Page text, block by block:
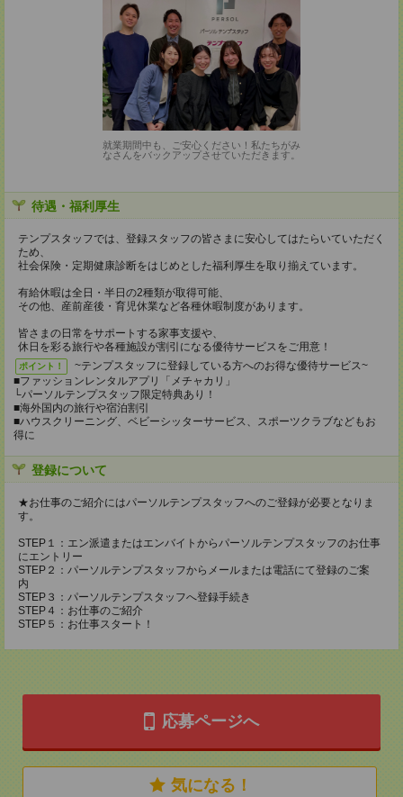
就業期間中も、ご安心ください！私たちがみ
なさんをバックアップさせていただきます。
待遇・福利厚生
テンプスタッフでは、登録スタッフの皆さまに安心してはたらいていただく
ため、
社会保険・定期健康診断をはじめとした福利厚生を取り揃えています。
有給休暇は全日・半日の2種類が取得可能、
その他、産前産後・育児休業など各種休暇制度があります。
皆さまの日常をサポートする家事支援や、
休日を彩る旅行や各種施設が割引になる優待サービスをご用意！
ポイント！
~テンプスタッフに登録している方へのお得な優待サービス~
■ファッションレンタルアプリ「メチャカリ」
└パーソルテンプスタッフ限定特典あり！
■海外国内の旅行や宿泊割引
■ハウスクリーニング、ベビーシッターサービス、スポーツクラブなどもお
得に
登録について
★お仕事のご紹介にはパーソルテンプスタッフへのご登録が必要となりま
す。
STEP１：エン派遣またはエンバイトからパーソルテンプスタッフのお仕事
にエントリー
STEP２：パーソルテンプスタッフからメールまたは電話にて登録のご案
内
STEP３：パーソルテンプスタッフへ登録手続き
STEP４：お仕事のご紹介
STEP５：お仕事スタート！
応募ページへ
気になる！